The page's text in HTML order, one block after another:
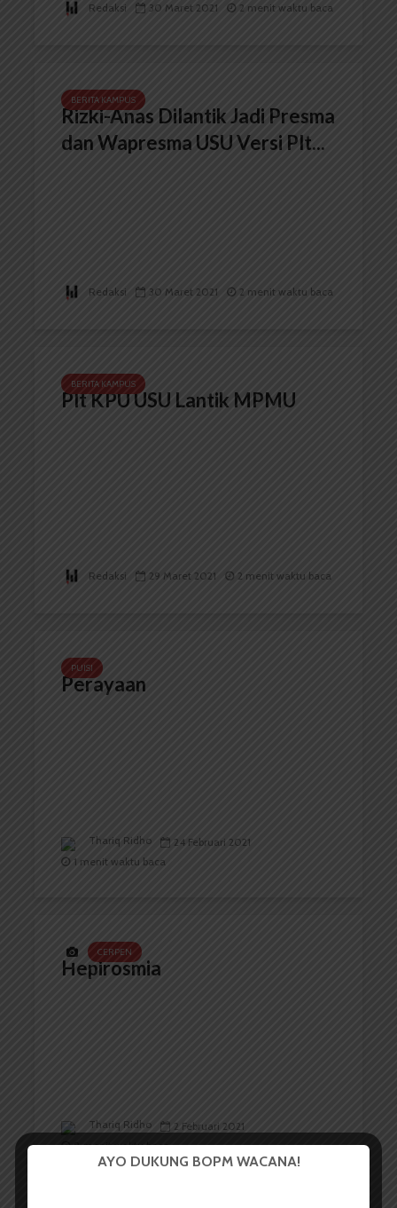
Redaksi 30 Maret 2021 2 menit waktu baca
BERITA KAMPUS
Rizki-Anas Dilantik Jadi Presma
dan Wapresma USU Versi Plt...
Redaksi 30 Maret 2021 2 menit waktu baca
BERITA KAMPUS
Plt KPU USU Lantik MPMU
Redaksi 29 Maret 2021 2 menit waktu baca
PUISI
Perayaan
Thariq Ridho
24 Februari 2021
1 menit waktu baca
CERPEN
Hepirosmia
Thariq Ridho
2 Februari 2021
8 menit waktu baca
AYO DUKUNG BOPM WACANA!